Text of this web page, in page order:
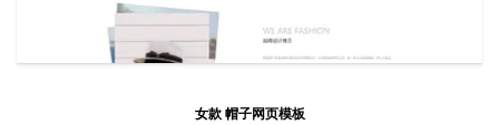
女款 帽子网页模板